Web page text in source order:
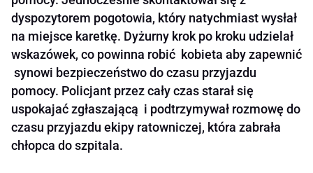
dyspozytorem pogotowia, który natychmiast wysłał
na miejsce karetkę. Dyżurny krok po kroku udzielał
wskazówek, co powinna robić kobieta aby zapewnić
synowi bezpieczeństwo do czasu przyjazdu
pomocy. Policjant przez cały czas starał się
uspokajać zgłaszającą i podtrzymywał rozmowę do
czasu przyjazdu ekipy ratowniczej, która zabrała
chłopca do szpitala.